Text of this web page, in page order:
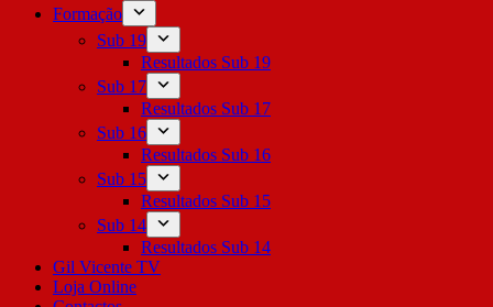
Formação
Sub 19
Resultados Sub 19
Sub 17
Resultados Sub 17
Sub 16
Resultados Sub 16
Sub 15
Resultados Sub 15
Sub 14
Resultados Sub 14
Gil Vicente TV
Loja Online